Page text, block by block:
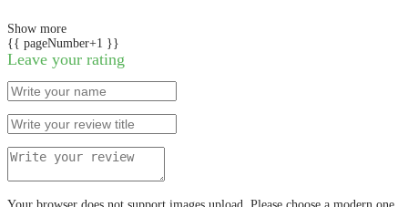
Show more
{{ pageNumber+1 }}
Leave your rating